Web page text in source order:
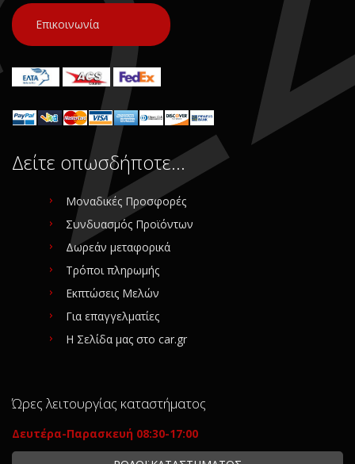
Επικοινωνία
Δείτε οπωσδήποτε…
Μοναδικές Προσφορές
Συνδυασμός Προϊόντων
Δωρεάν μεταφορικά
Τρόποι πληρωμής
Εκπτώσεις Μελών
Για επαγγελματίες
Η Σελίδα μας στο car.gr
Ώρες λειτουργίας καταστήματος
Δευτέρα-Παρασκευή 08:30-17:00